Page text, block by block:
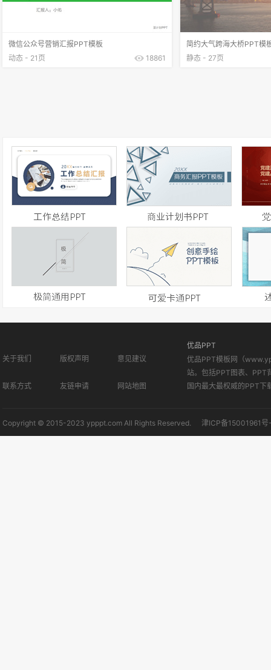
微信公众号营销汇报PPT模板
动态 - 21页
18861
简约大气跨海大桥PPT模
静态 - 27页
关于我们 版权声明 意见建议
联系方式 友链申请 网站地图
优品PPT
优品PPT模板网（
站。包括PPT图表、PPT
国内最大最权威的PPT下
Copyright © 2015-2023 ypppt.com All Rights Reserved. 津ICP备15001961号